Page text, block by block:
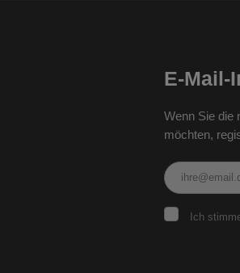
E-Mail-
Wenn Sie die
möchten,
Ich